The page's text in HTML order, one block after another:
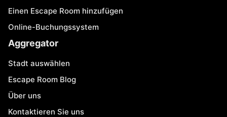
Einen Escape Room hinzufügen
Online-Buchungssystem
Aggregator
Stadt auswählen
Escape Room Blog
Über uns
Kontaktieren Sie uns